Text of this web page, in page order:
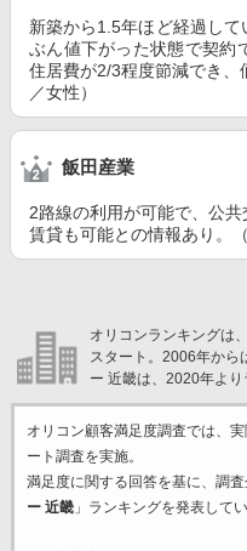
新築から1.5年ほど経過し
ぶん値下がった状態で契約
住居費が2/3程度節減でき
／女性）
飯田産業
2路線の利用が可能で、公
賃貸も可能との情報あり。
オリコンランキングは
スタート。2006年から
ー 近畿は、2020年より
オリコン顧客満足度調査では、
ート調査を実施。
満足度に関する回答を基に、調
ー 近畿」ランキングを発表してい